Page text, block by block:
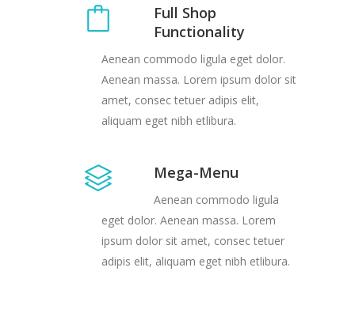
Full Shop
Functionality
Aenean commodo ligula eget dolor.
Aenean massa. Lorem ipsum dolor sit
amet, consec tetuer adipis elit,
aliquam eget nibh etlibura.
Mega-Menu
Aenean commodo ligula
eget dolor. Aenean massa. Lorem
ipsum dolor sit amet, consec tetuer
adipis elit, aliquam eget nibh etlibura.